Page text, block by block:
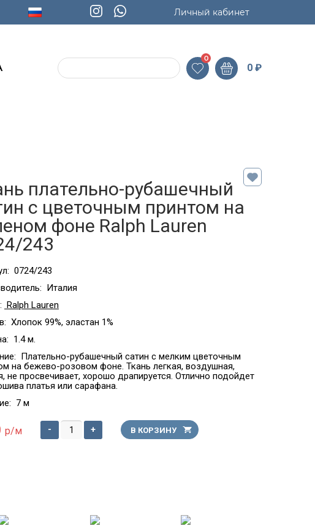
Личный кабинет
0
0 ₽
плательно-рубашечный
с цветочным принтом на
фоне Ralph Lauren
243
0724/243
Италия
Ralph Lauren
Хлопок 99%, эластан 1%
1.4 м.
Плательно-рубашечный сатин с мелким цветочным
на бежево-розовом фоне. Ткань легкая, воздушная,
не просвечивает, хорошо драпируется. Отлично подойдет
платья или сарафана.
7 м
р/м - + В КОРЗИНУ